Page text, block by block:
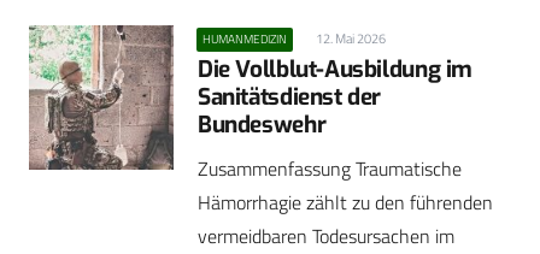
HUMANMEDIZIN 12. Mai 2026
Die Vollblut-Ausbildung im
Sanitätsdienst der
Bundeswehr
Zusammenfassung Traumatische
Hämorrhagie zählt zu den führenden
vermeidbaren Todesursachen im